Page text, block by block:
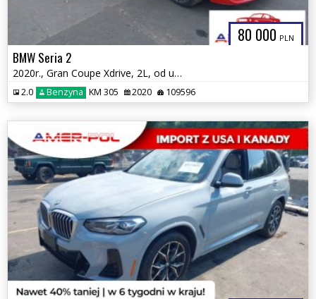
80 000 PLN
BMW Seria 2
2020r., Gran Coupe Xdrive, 2L, od ubezpieczalni
2.0 Benzyna KM 305 2020 109596